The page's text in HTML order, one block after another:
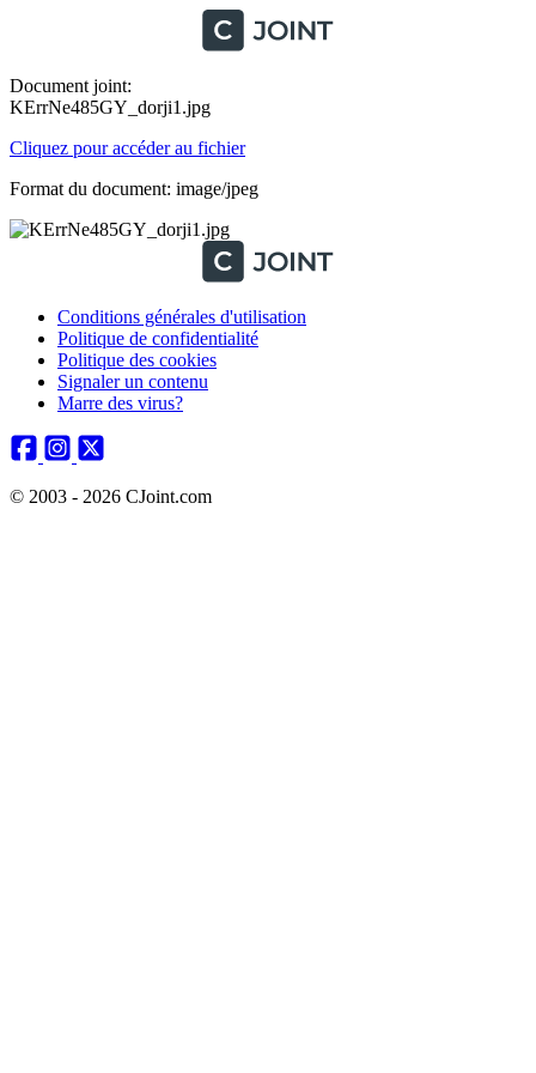
Document joint:
KErrNe485GY_dorji1.jpg
Cliquez pour accéder au fichier
Format du document: image/jpeg
Conditions générales d'utilisation
Politique de confidentialité
Politique des cookies
Signaler un contenu
Marre des virus?
© 2003 - 2026 CJoint.com